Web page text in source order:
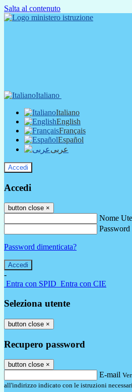
Salta al contenuto
Italiano
Italiano
English
Français
Español
عربى
Accedi
Accedi
button close ×
Nome
Password
Password dimenticata?
-
Entra con SPID Entra con CIE
Seleziona utente
button close ×
Recupero password
button close ×
E-mail
all'indirizzo indicato con le istruzioni